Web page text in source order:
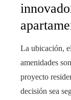
La ubicación,
amenidades
proyecto
decisión sea